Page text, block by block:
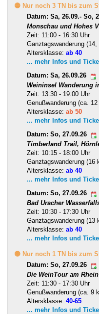
🟡 Nur noch 3 TN bis zum
Datum: Sa, 26.09.- So,
Monschau und Hohes
Zeit: 11:00 - 16:30 Uhr
Ganztagswanderung
Altersklasse: ab 40
... mehr Infos und
Datum: Sa, 26.09.26
Weininsel Wanderung
Zeit: 13:30 - 19:00 Uhr
Genußwanderung (ca.
Altersklasse: ab 50
... mehr Infos und
Datum: So, 27.09.26
Timberland Trail,
Zeit: 10:15 - 18:00 Uhr
Ganztagswanderung (16
Altersklasse: ab 40
... mehr Infos und
Datum: So, 27.09.26
Bad Uracher
Zeit: 10:30 - 17:30 Uhr
Ganztagswanderung (13
Altersklasse: ab 40
... mehr Infos und
🟡 Nur noch 1 TN bis zum
Datum: So, 27.09.26
Die WeinTour am
Zeit: 11:30 - 17:30 Uhr
Genußwanderung (ca. 9
Altersklasse: 40-65
... mehr Infos und